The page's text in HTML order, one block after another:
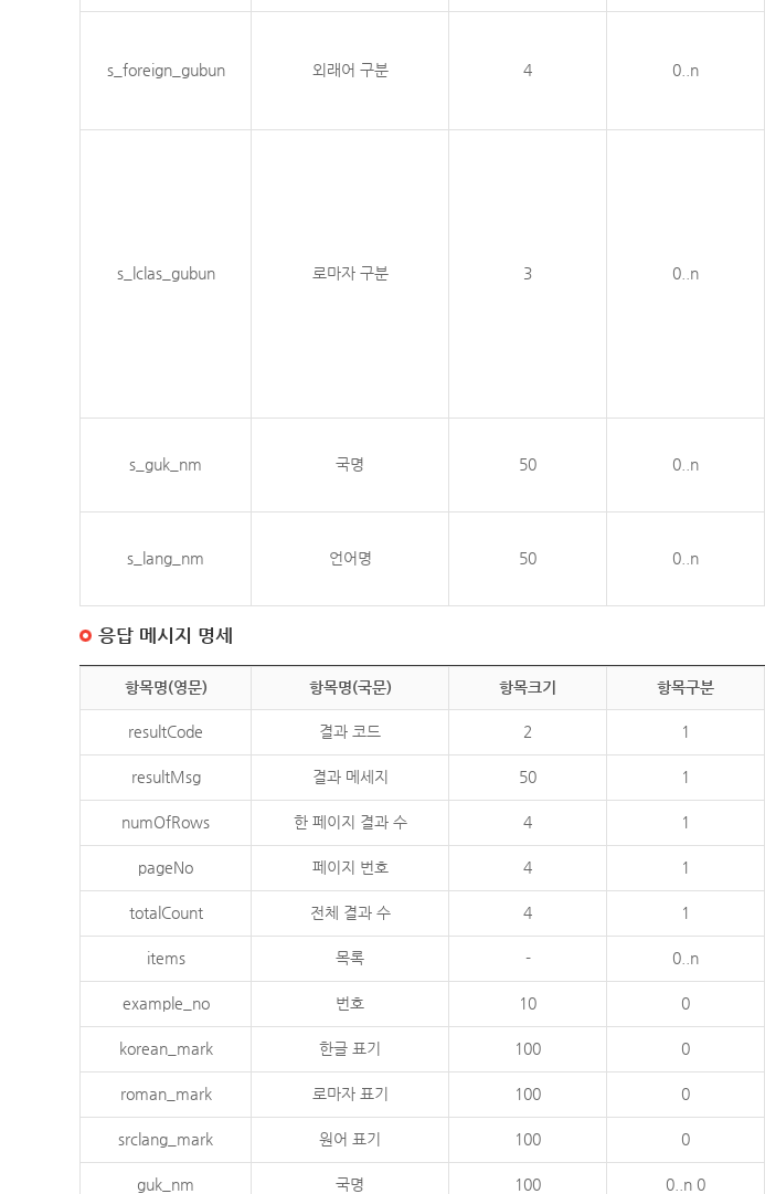
s_foreign_gubun 외래어 구분 4 0..n
s_lclas_gubun 로마자 구분 3 0..n
s_guk_nm 국명 50 0..n
s_lang_nm 언어명 50 0..n
응답 메시지 명세
항목명(영문) 항목명(국문) 항목크기 항목구분
resultCode 결과 코드 2 1
resultMsg 결과 메세지 50 1
numOfRows 한 페이지 결과 수 4 1
pageNo 페이지 번호 4 1
totalCount 전체 결과 수 4 1
items 목록 - 0..n
example_no 번호 10 0
korean_mark 한글 표기 100 0
roman_mark 로마자 표기 100 0
srclang_mark 원어 표기 100 0
guk_nm 국명 100 0..n 0